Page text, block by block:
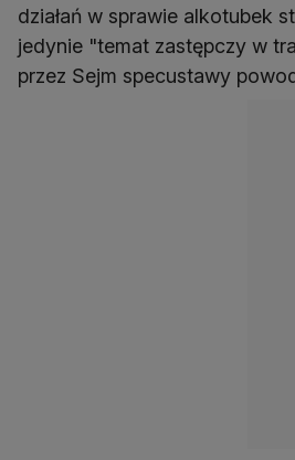
działań w sprawie alkotubek
jedynie "temat zastępczy w
przez Sejm specustawy